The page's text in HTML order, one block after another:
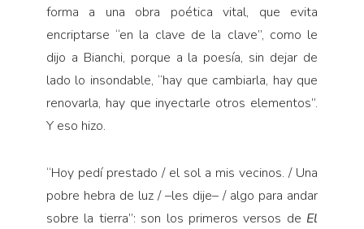
forma a una obra poética vital, que evita
encriptarse “en la clave de la clave”, como le
dijo a Bianchi, porque a la poesía, sin dejar de
lado lo insondable, “hay que cambiarla, hay que
renovarla, hay que inyectarle otros elementos”.
Y eso hizo.
“Hoy pedí prestado / el sol a mis vecinos. / Una
pobre hebra de luz / –les dije– / algo para andar
sobre la tierra”: son los primeros versos de El